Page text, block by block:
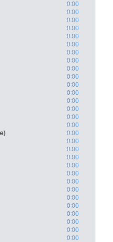
0:00
0:00
0:00
0:00
0:00
0:00
0:00
0:00
0:00
0:00
0:00
0:00
0:00
0:00
0:00
0:00
0:00
0:00
0:00
0:00
0:00
0:00
0:00
0:00
0:00
0:00
0:00
0:00
0:00
0:00